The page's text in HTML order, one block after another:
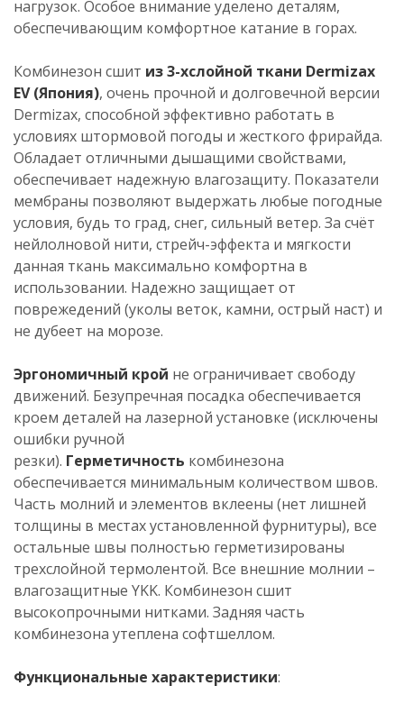
нагрузок. Особое внимание уделено деталям,
обеспечивающим комфортное катание в горах.
Комбинезон сшит из 3-хслойной ткани Dermizax
EV (Япония), очень прочной и долговечной версии
Dermizax, способной эффективно работать в
условиях штормовой погоды и жесткого фрирайда.
Обладает отличными дышащими свойствами,
обеспечивает надежную влагозащиту. Показатели
мембраны позволяют выдержать любые погодные
условия, будь то град, снег, сильный ветер. За счёт
нейлолновой нити, стрейч-эффекта и мягкости
данная ткань максимально комфортна в
использовании. Надежно защищает от
поврежедений (уколы веток, камни, острый наст) и
не дубеет на морозе.
Эргономичный крой не ограничивает свободу
движений. Безупречная посадка обеспечивается
кроем деталей на лазерной установке (исключены
ошибки ручной
резки). Герметичность комбинезона
обеспечивается минимальным количеством швов.
Часть молний и элементов вклеены (нет лишней
толщины в местах установленной фурнитуры), все
остальные швы полностью герметизированы
трехслойной термолентой. Все внешние молнии –
влагозащитные YKK. Комбинезон сшит
высокопрочными нитками. Задняя часть
комбинезона утеплена софтшеллом.
Функциональные характеристики: